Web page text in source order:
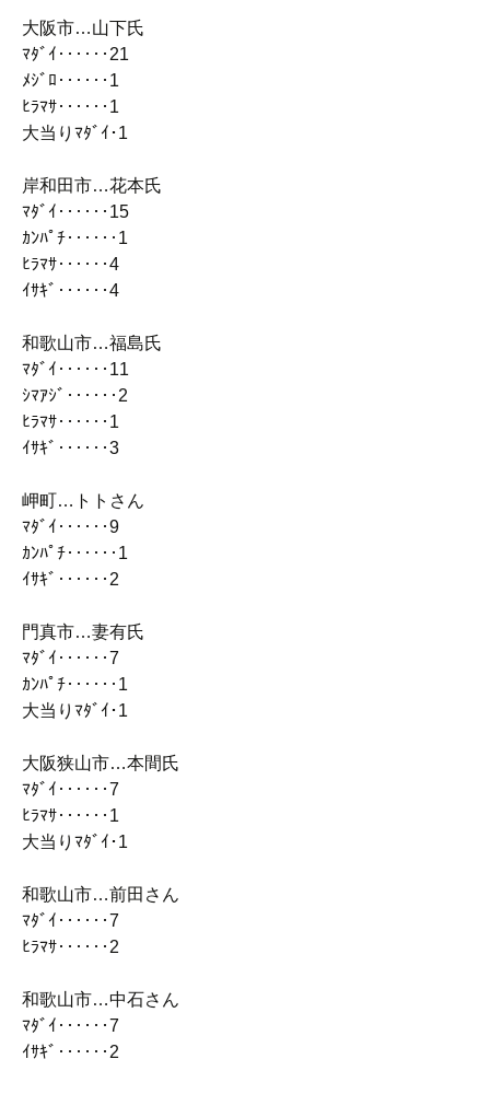
大阪市…山下氏
ﾏﾀﾞｲ‥‥‥21
ﾒｼﾞﾛ‥‥‥1
ﾋﾗﾏｻ‥‥‥1
大当りﾏﾀﾞｲ･1
岸和田市…花本氏
ﾏﾀﾞｲ‥‥‥15
ｶﾝﾊﾟﾁ‥‥‥1
ﾋﾗﾏｻ‥‥‥4
ｲｻｷﾞ‥‥‥4
和歌山市…福島氏
ﾏﾀﾞｲ‥‥‥11
ｼﾏｱｼﾞ‥‥‥2
ﾋﾗﾏｻ‥‥‥1
ｲｻｷﾞ‥‥‥3
岬町…トトさん
ﾏﾀﾞｲ‥‥‥9
ｶﾝﾊﾟﾁ‥‥‥1
ｲｻｷﾞ‥‥‥2
門真市…妻有氏
ﾏﾀﾞｲ‥‥‥7
ｶﾝﾊﾟﾁ‥‥‥1
大当りﾏﾀﾞｲ･1
大阪狭山市…本間氏
ﾏﾀﾞｲ‥‥‥7
ﾋﾗﾏｻ‥‥‥1
大当りﾏﾀﾞｲ･1
和歌山市…前田さん
ﾏﾀﾞｲ‥‥‥7
ﾋﾗﾏｻ‥‥‥2
和歌山市…中石さん
ﾏﾀﾞｲ‥‥‥7
ｲｻｷﾞ‥‥‥2